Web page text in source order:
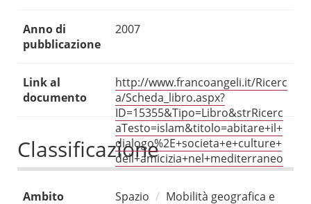
Anno di
pubblicazione
2007
Link al
documento
http://www.francoangeli.it/Ricerc
a/Scheda_libro.aspx?
ID=15355&Tipo=Libro&strRicerc
aTesto=islam&titolo=abitare+il+
dialogo%2E+societa+e+culture+
dell+amicizia+nel+mediterraneo
Classificazione
Ambito Spazio Mobilità geografica e